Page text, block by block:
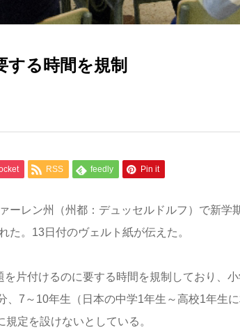
する時間を規制
RSS feedly Pin it
ーレン州（州都：デュッセルドルフ）で新学
た。13日付のヴェルト紙が伝えた。
片付けるのに要する時間を規制しており、
7～10年生（日本の中学1年生～高校1年生
定を設けないとしている。